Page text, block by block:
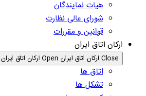
هیات نمایندگان
شورای عالی نظارت
قوانین و مقررات
ارکان اتاق ایران
Close ارکان اتاق ایران Open ارکان اتاق ایران
اتاق ها
تشکل ها